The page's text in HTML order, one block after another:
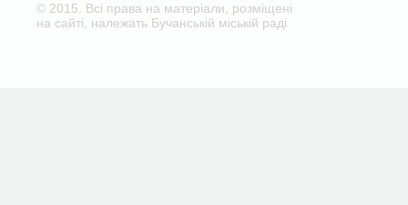
© 2015. Всі права на матеріали, розміщені
на сайті, належать Бучанській міській раді